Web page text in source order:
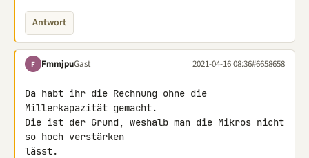
Antwort
F FmmjpuGast 2021-04-16 08:36#6658658
Da habt ihr die Rechnung ohne die
Millerkapazität gemacht.
Die ist der Grund, weshalb man die Mikros nicht
so hoch verstärken
lässt.